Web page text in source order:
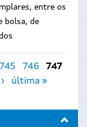
entre os
bolsa, de
745 746
747
última »